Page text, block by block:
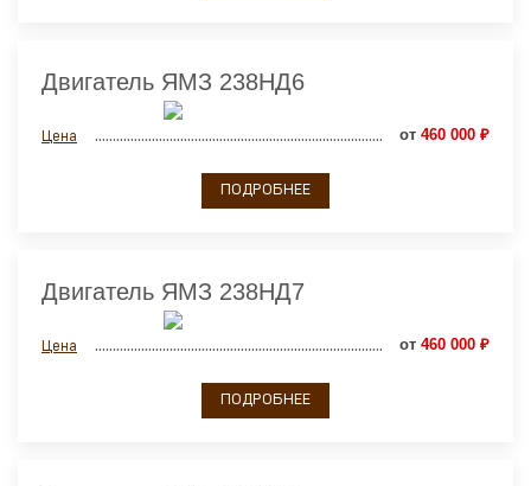
Двигатель ЯМЗ 238НД6
Цена от 460 000 ₽
ПОДРОБНЕЕ
Двигатель ЯМЗ 238НД7
Цена от 460 000 ₽
ПОДРОБНЕЕ